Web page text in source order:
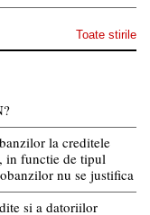
Toate stirile
la creditele
in functie de tipul
nu se justifica
si a datoriilor